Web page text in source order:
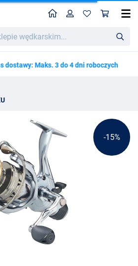
HomeProfil
Maks. 3 do 4 dni roboczych
Kołowrotek Feederowy Z Wolnym Biegiem Balzer Alegra
379.17
-15%